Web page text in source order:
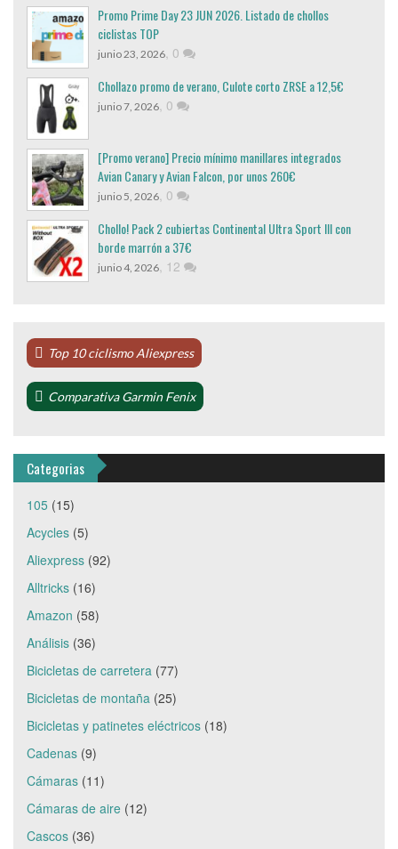
Promo Prime Day 23 JUN 2026. Listado de chollos
ciclistas TOP
junio 23, 2026, 0
Chollazo promo de verano, Culote corto ZRSE a 12,5€
junio 7, 2026, 0
[Promo verano] Precio mínimo manillares integrados
Avian Canary y Avian Falcon, por unos 260€
junio 5, 2026, 0
Chollo! Pack 2 cubiertas Continental Ultra Sport III con
borde marrón a 37€
junio 4, 2026, 12
Top 10 ciclismo Aliexpress
Comparativa Garmin Fenix
Categorias
105 (15)
Acycles (5)
Aliexpress (92)
Alltricks (16)
Amazon (58)
Análisis (36)
Bicicletas de carretera (77)
Bicicletas de montaña (25)
Bicicletas y patinetes eléctricos (18)
Cadenas (9)
Cámaras (11)
Cámaras de aire (12)
Cascos (36)